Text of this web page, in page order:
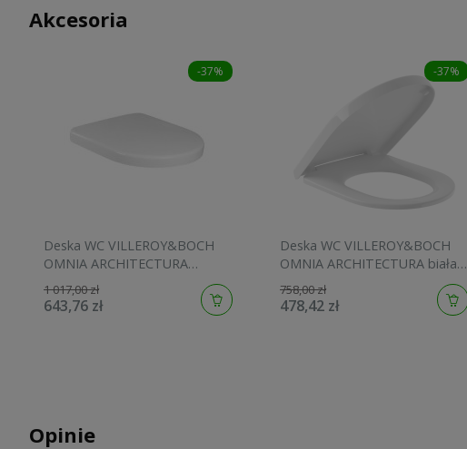
Akcesoria
-37%
Deska WC VILLEROY&BOCH
OMNIA ARCHITECTURA
wolnoopadająca, do miski
directflush 5684R001, biała
98M9C101
1 017,00 zł
643,76 zł
-37%
Deska WC VILLEROY&BOCH
OMNIA ARCHITECTURA biała
98M9D101
758,00 zł
478,42 zł
Opinie